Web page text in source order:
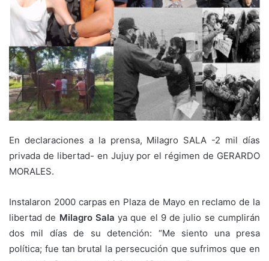
En declaraciones a la prensa, Milagro SALA -2 mil días
privada de libertad- en Jujuy por el régimen de GERARDO
MORALES.
Instalaron 2000 carpas en Plaza de Mayo en reclamo de la
libertad de Milagro Sala ya que el 9 de julio se cumplirán
dos mil días de su detención: “Me siento una presa
política; fue tan brutal la persecución que sufrimos que en